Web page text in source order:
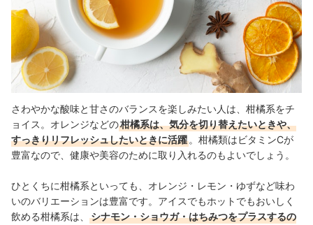
さわやかな酸味と甘さのバランスを楽しみたい人は、柑橘系をチ
ョイス。オレンジなどの柑橘系は、気分を切り替えたいときや、
すっきりリフレッシュしたいときに活躍 。柑橘類はビタミンCが
豊富なので、健康や美容のために取り入れるのもよいでしょう。
ひとくちに柑橘系といっても、オレンジ・レモン・ゆずなど味わ
いのバリエーションは豊富です。アイスでもホットでもおいしく
飲める柑橘系は、
シナモン・ショウガ・はちみつをプラスするの